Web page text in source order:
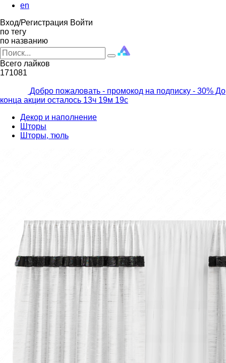
en
Вход/Регистрация Войти
по тегу
по названию
Всего лайков
171081
Добро пожаловать - промокод на подписку - 30% До
конца акции осталось 13ч 19м 17с
Декор и наполнение
Шторы
Шторы, тюль